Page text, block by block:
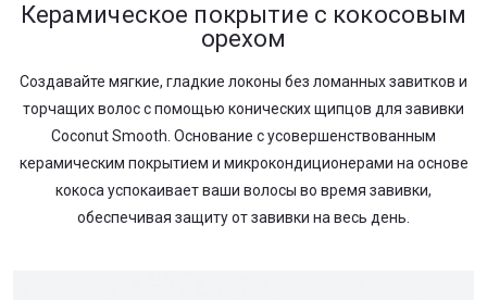
Керамическое покрытие с кокосовым
орехом
Создавайте мягкие, гладкие локоны без ломанных завитков и
торчащих волос с помощью конических щипцов для завивки
Coconut Smooth. Основание с усовершенствованным
керамическим покрытием и микрокондиционерами на основе
кокоса успокаивает ваши волосы во время завивки,
обеспечивая защиту от завивки на весь день.